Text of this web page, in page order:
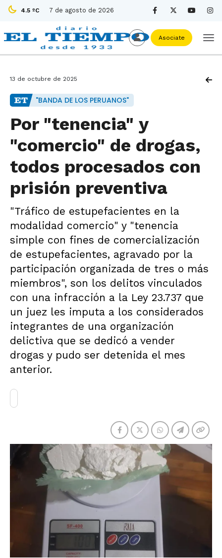
4.5 ºC 7 de agosto de 2026
Asociate
13 de octubre de 2025
"BANDA DE LOS PERUANOS"
Por "tenencia" y
"comercio" de drogas,
todos procesados con
prisión preventiva
"Tráfico de estupefacientes en la
modalidad comercio" y "tenencia
simple con fines de comercialización
de estupefacientes, agravado por la
participación organizada de tres o más
miembros", son los delitos vinculados
con una infracción a la Ley 23.737 que
un juez les imputa a los considerados
integrantes de una organización
delictiva que se dedicó a vender
drogas y pudo ser detenida el mes
anterior.